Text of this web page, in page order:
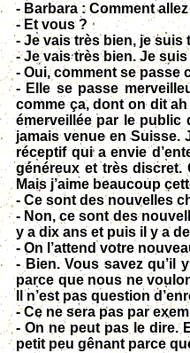
- Barbara : Comment
- Et vous ?
- Je vais très bien, je
- Je vais très bien. Je
- Oui, comment se passe
- Elle se passe
comme ça, dont on dit
émerveillée par le public
jamais venue en Suisse.
réceptif qui a envie
généreux et très discret.
Mais j’aime beaucoup
- Ce sont des nouvelles
- Non, ce sont des
y a dix ans et puis il y a
- On l’attend votre
- Bien. Vous savez qu’il
parce que nous ne
Il n’est pas question
- Ce ne sera pas par
- On ne peut pas le dire.
petit peu gênant parce